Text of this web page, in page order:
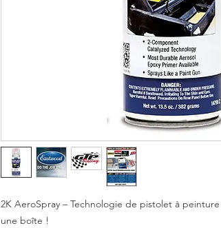
2K AeroSpray – Technologie de pistolet à
une boîte !